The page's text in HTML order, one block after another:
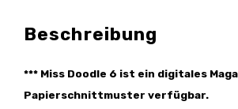
Beschreibung
*** Miss Doodle 6 ist ein digitales
Papierschnittmuster verfügbar.